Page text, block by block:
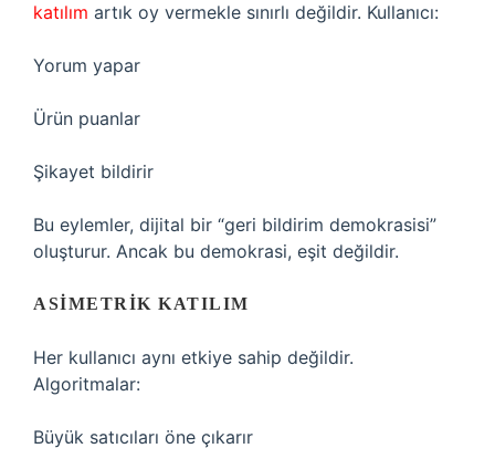
katılım artık oy vermekle sınırlı değildir. Kullanıcı:
Yorum yapar
Ürün puanlar
Şikayet bildirir
Bu eylemler, dijital bir “geri bildirim demokrasisi”
oluşturur. Ancak bu demokrasi, eşit değildir.
ASIMETRIK KATILIM
Her kullanıcı aynı etkiye sahip değildir.
Algoritmalar:
Büyük satıcıları öne çıkarır